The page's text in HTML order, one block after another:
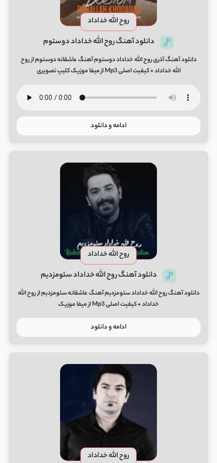
روح الله خداداد
دانلود آهنگ روح الله خداداد دوستوم
دانلود آهنگ آذری روح الله خداداد دوستوم آهنگ عاشقانه دوستوم از روح
الله خداداد + کیفیت اصلی Mp3 از میفا موزیک کلیپ تصویری
ادامه و دانلود
روح الله خداداد
دانلود آهنگ روح الله خداداد سئومزدیم
دانلود آهنگ روح الله خداداد سئومزدیم آهنگ عاشقانه سئومزدیم از روح الله
خداداد + کیفیت اصلی Mp3 از میفا موزیک
ادامه و دانلود
روح الله خداداد